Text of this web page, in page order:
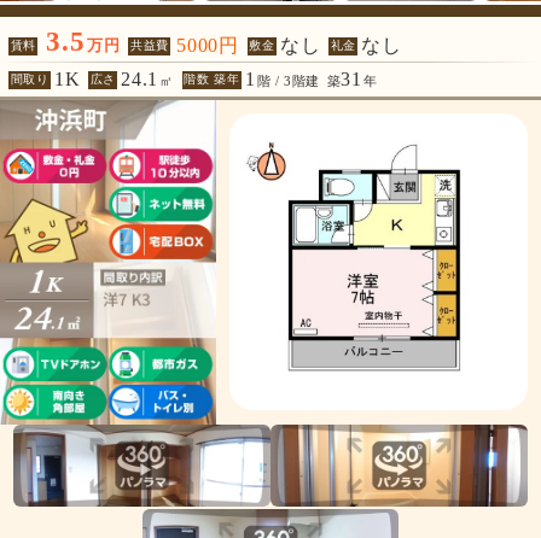
賃料 3.5 万円 共益費 5000円 敷金 なし 礼金 なし
間取り 1K 広さ 24.1 ㎡ 階数 築年 1 階 / 3階建 築31 年